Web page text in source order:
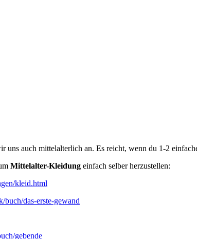
auch mittelalterlich an. Es reicht, wenn du 1-2
Mittelalter-Kleidung einfach selber herzustellen:
kleid.html
das-erste-gewand
gebende